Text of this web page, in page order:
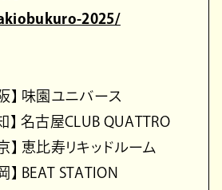
2025/
】 味園ユニバース
】 名古屋CLUB QUATTRO
】 恵比寿リキッドルーム
】 BEAT STATION